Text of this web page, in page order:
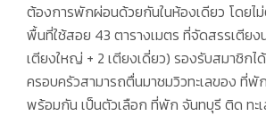
ต้องการพักผ่อนด้วยกันในห้องเดียว โดยไ
พื้นที่ใช้สอย 43 ตารางเมตร ที่จัดสรรเตียง
เตียงใหญ่ + 2 เตียงเดี่ยว) รองรับสมาชิกไ
ครอบครัวสามารถตื่นมาชมวิวทะเลของ ที่พั
พร้อมกัน เป็นตัวเลือก ที่พัก จันทบุรี ติด ทะ